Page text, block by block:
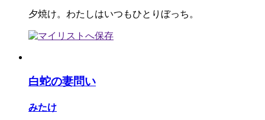
夕焼け。わたしはいつもひとりぼっち。
白蛇の妻問い
みたけ